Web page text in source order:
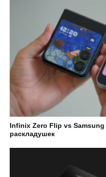
Infinix Zero Flip vs
раскладушек